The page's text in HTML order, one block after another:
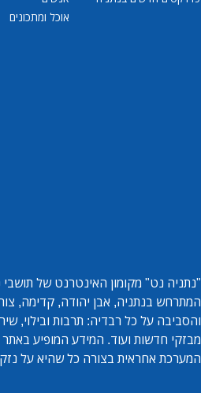
אוכל ומתכונים
"נתניה נט" מקומון האינטרנט של
המתרחש בנתניה, אבן יהודה, קדימה,
והסביבה על כל רבדיה: תרבות ובילוי,
מבזקי חדשות ועוד. המידע המופיע באתר
המערכת אחראית בצורה כל שהיא על